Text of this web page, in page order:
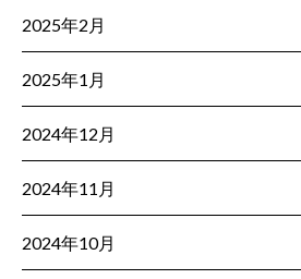
2025年2月
2025年1月
2024年12月
2024年11月
2024年10月